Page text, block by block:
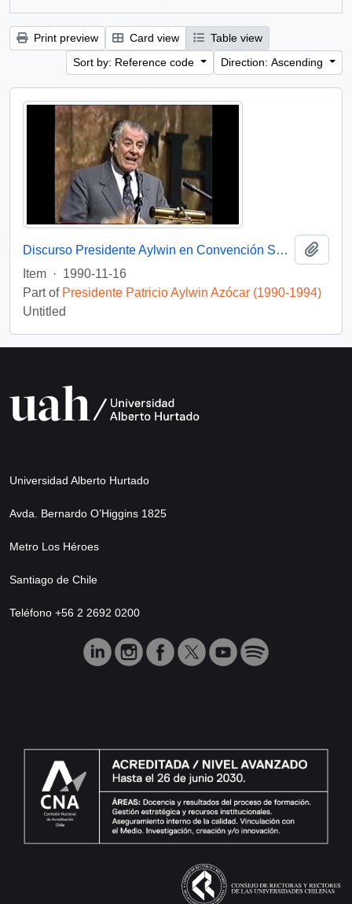
Print preview Card view
Table view
Sort by: Reference code
Direction: Ascending
Discurso Presidente Aylwin en Convención Santiago: Video
Item · 1990-11-16
Part of Presidente Patricio Aylwin Azócar (1990-1994)
Untitled
Universidad Alberto Hurtado
Avda. Bernardo O’Higgins 1825
Metro Los Héroes
Santiago de Chile
Teléfono +56 2 2692 0200